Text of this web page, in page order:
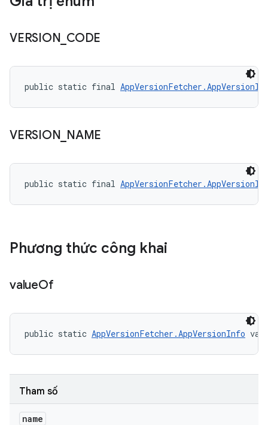
VERSION CODE
public static final
VERSION NAME
public static final
Phương thức công khai
valueOf
public static AppVersionFetcher.AppVersionInfo
Tham số
name